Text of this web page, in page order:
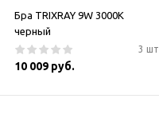
Бра TRIXRAY 9W 3000К
черный
3 шт
10 009 руб.